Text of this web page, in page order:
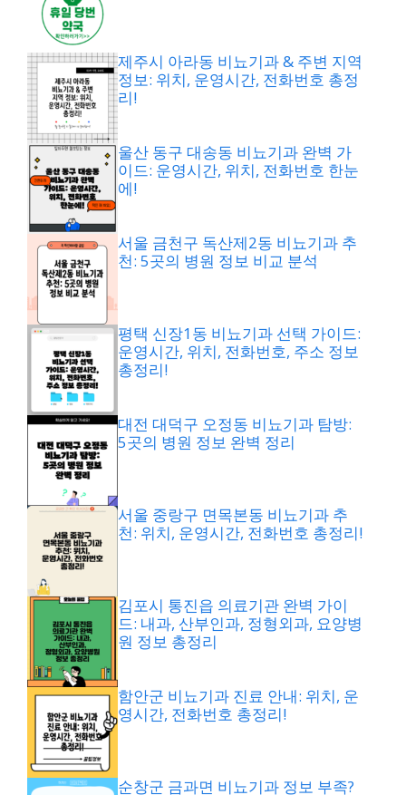
제주시 아라동 비뇨기과 & 주변 지역
정보: 위치, 운영시간, 전화번호 총정
리!
울산 동구 대송동 비뇨기과 완벽 가
이드: 운영시간, 위치, 전화번호 한눈
에!
서울 금천구 독산제2동 비뇨기과 추
천: 5곳의 병원 정보 비교 분석
평택 신장1동 비뇨기과 선택 가이드:
운영시간, 위치, 전화번호, 주소 정보
총정리!
대전 대덕구 오정동 비뇨기과 탐방:
5곳의 병원 정보 완벽 정리
서울 중랑구 면목본동 비뇨기과 추
천: 위치, 운영시간, 전화번호 총정리!
김포시 통진읍 의료기관 완벽 가이
드: 내과, 산부인과, 정형외과, 요양병
원 정보 총정리
함안군 비뇨기과 진료 안내: 위치, 운
영시간, 전화번호 총정리!
순창군 금과면 비뇨기과 정보 부족?